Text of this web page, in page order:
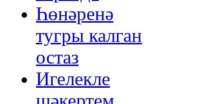
Һөнәренә
тугры калган
остаз
Игелекле